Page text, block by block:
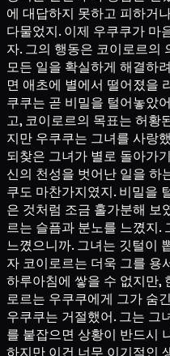
에 대답하지 못하고 피하거
다물었지. 이제 우쿠쿠가 마
자. 그의 행동은 코이로르의
모든 일을 확실하게 해결하
면 애초에 별에서 떨어졌을
쿠쿠는 곧 비밀을 털어놓았
고, 코이로르의 목표는 허황
지만 우쿠쿠는 그녀를 사랑
되찾은 그녀가 별로 돌아가
신의 천성을 벗어난 일을 하
쿠도 마찬가지였지. 비밀을
은 것처럼 조금 홀가분해 보
르는 슬픔과 분노를 느꼈지.
느꼈으니까. 그녀는 깃털이
자 코이로르는 더욱 그를 용
하루아침에 쌓을 수 없지만,
로르는 우쿠쿠에게 그가 숨
우쿠쿠는 거절했어. 그는 그
를 붙잡으면 상황이 반드시